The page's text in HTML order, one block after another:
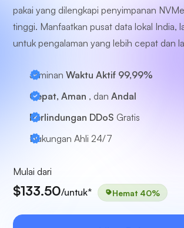
pakai yang dilengkapi penyimpanan
tinggi. Manfaatkan pusat data lokal India,
untuk pengalaman yang lebih cepat dan
Jaminan Waktu Aktif 99,99%
Cepat, Aman , dan Andal
Perlindungan DDoS Gratis
Dukungan Ahli 24/7
Mulai dari
$133.50/untuk* Hemat 40%